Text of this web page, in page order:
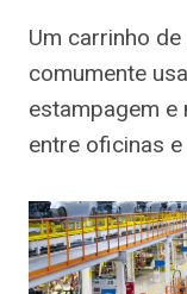
Um carrinho
comumente
estampagem
entre oficinas